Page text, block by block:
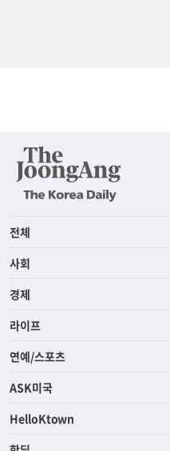
전체
사회
경제
라이프
연예/스포츠
ASK미국